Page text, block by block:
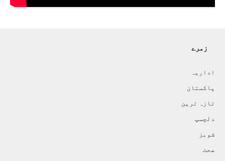
زمرے
اداريہ
پاکستان
تازہ ترين
دلچسپ
شوبز
صحت